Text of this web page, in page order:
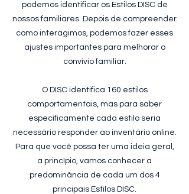
podemos identificar os Estilos DISC de
nossos familiares. Depois de compreender
como interagimos, podemos fazer esses
ajustes importantes para melhorar o
convívio familiar.
O DISC identifica 160 estilos
comportamentais, mas para saber
especificamente cada estilo seria
necessário responder ao inventário online.
Para que você possa ter uma ideia geral,
a princípio, vamos conhecer a
predominância de cada um dos 4
principais Estilos DISC.